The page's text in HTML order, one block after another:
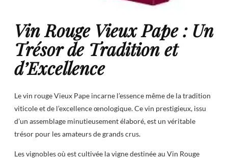
Vin Rouge Vieux Pape : Un
Trésor de Tradition et
d’Excellence
Le vin rouge Vieux Pape incarne l’essence même de la tradition
viticole et de l’excellence œnologique. Ce vin prestigieux, issu
d’un assemblage minutieusement élaboré, est un véritable
trésor pour les amateurs de grands crus.
Les vignobles où est cultivée la vigne destinée au Vin Rouge